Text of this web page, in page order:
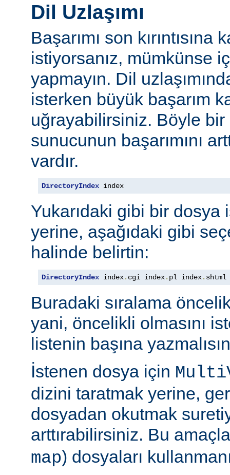
Dil Uzlaşımı
Başarımı son kırıntısına
istiyorsanız, mümkünse
yapmayın. Dil
isterken büyük başarım
uğrayabilirsiniz. Böyle bir
sunucunun başarımını
vardır.
DirectoryIndex index
Yukarıdaki gibi bir dosya
yerine, aşağıdaki gibi
halinde belirtin:
DirectoryIndex index. cgi index. pl index. shtml
Buradaki sıralama
yani, öncelikli olmasını
listenin başına
İstenen dosya için
dizini taratmak yerine,
dosyadan okutmak
arttırabilirsiniz. Bu
map) dosyaları